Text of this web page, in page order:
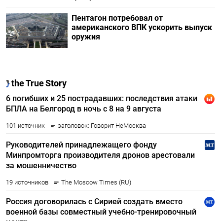
Пентагон потребовал от
американского ВПК ускорить выпуск
оружия